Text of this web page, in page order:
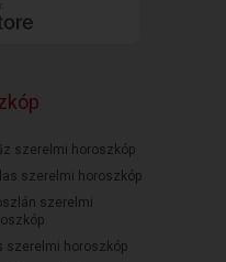
szerelmi horoszkóp
szerelmi horoszkóp
szerelmi
szerelmi horoszkóp